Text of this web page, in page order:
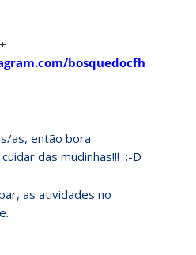
+
bosquedocfh
as, então bora
das mudinhas!!! :-D
as atividades no